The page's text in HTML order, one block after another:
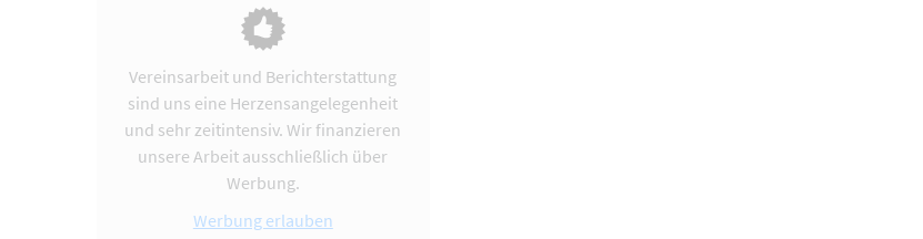
Vereinsarbeit und Berichterstattung
sind uns eine Herzensangelegenheit
und sehr zeitintensiv. Wir finanzieren
unsere Arbeit ausschließlich über
Werbung.
Werbung erlauben